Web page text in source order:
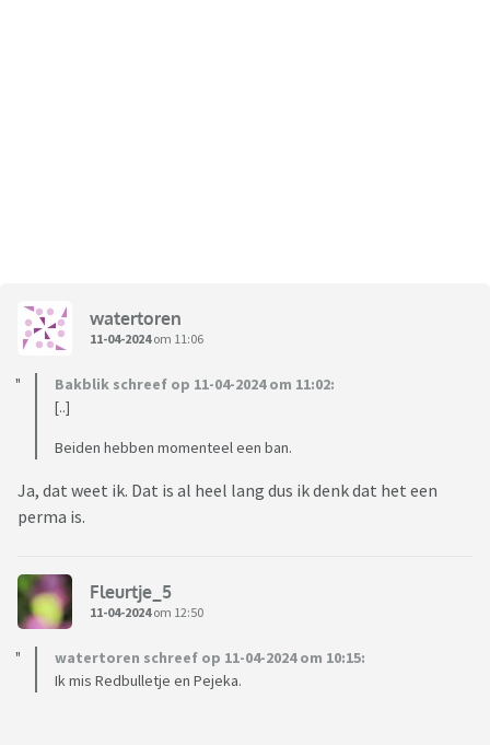
watertoren
11-04-2024om 11:06
Bakblik schreef op 11-04-2024 om 11:02:
[..]
Beiden hebben momenteel een ban.
Ja, dat weet ik. Dat is al heel lang dus ik denk dat het een
perma is.
Fleurtje_5
11-04-2024om 12:50
watertoren schreef op 11-04-2024 om 10:15:
Ik mis Redbulletje en Pejeka.